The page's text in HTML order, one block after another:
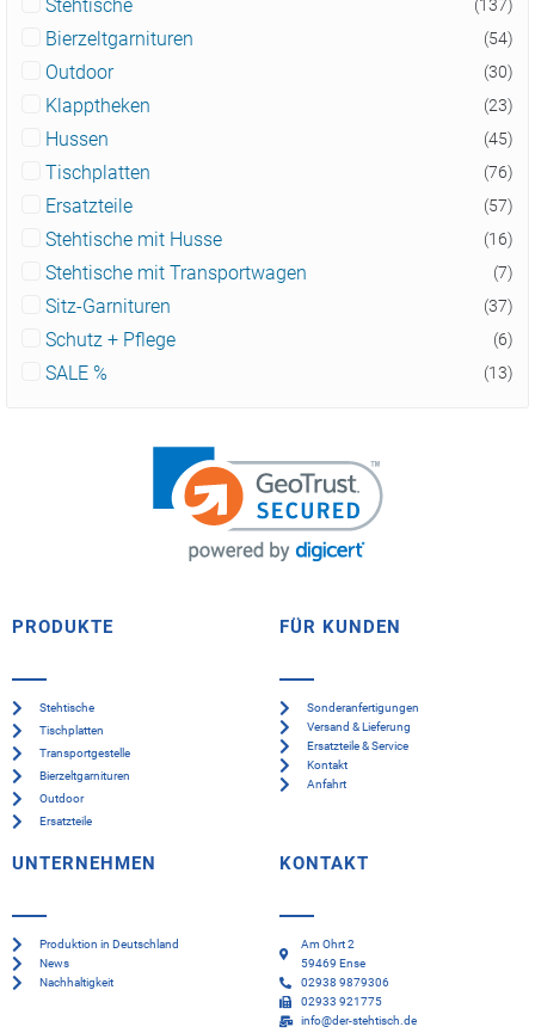
Stehtische (137)
Bierzeltgarnituren (54)
Outdoor (30)
Klapptheken (23)
Hussen (45)
Tischplatten (76)
Ersatzteile (57)
Stehtische mit Husse (16)
Stehtische mit Transportwagen (7)
Sitz-Garnituren (37)
Schutz + Pflege (6)
SALE % (13)
PRODUKTE
Stehtische
Tischplatten
Transportgestelle
Bierzeltgarnituren
Outdoor
Ersatzteile
FÜR KUNDEN
Sonderanfertigungen
Versand & Lieferung
Ersatzteile & Service
Kontakt
Anfahrt
UNTERNEHMEN
Produktion in Deutschland
News
Nachhaltigkeit
KONTAKT
Am Ohrt 2
59469 Ense
02938 9879306
02933 921775
info@der-stehtisch.de